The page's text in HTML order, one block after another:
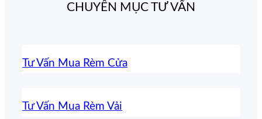
CHUYÊN MỤC TƯ VẤN
Tư Vấn Mua Rèm Cửa
Tư Vấn Mua Rèm Vải